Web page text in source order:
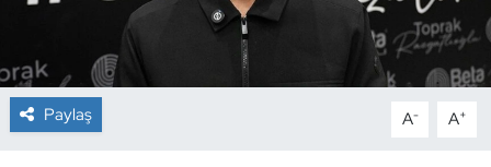
Paylaş A- A+
Dağcılık